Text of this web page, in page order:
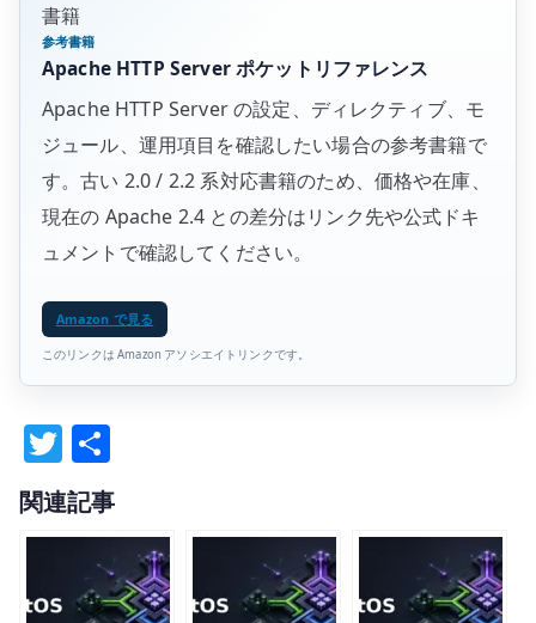
書籍
参考書籍
Apache HTTP Server ポケットリファレンス
Apache HTTP Server の設定、ディレクティブ、モ
ジュール、運用項目を確認したい場合の参考書籍で
す。古い 2.0 / 2.2 系対応書籍のため、価格や在庫、
現在の Apache 2.4 との差分はリンク先や公式ドキ
ュメントで確認してください。
Amazon で見る
このリンクは Amazon アソシエイトリンクです。
T
w
it
te
r
有
関連記事